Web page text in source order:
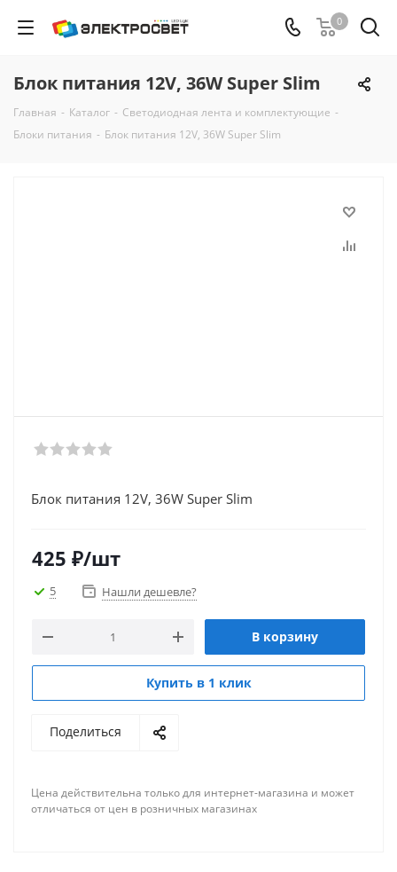
0
Блок питания 12V, 36W Super Slim
Главная - Каталог - Светодиодная лента и комплектующие -
Блоки питания - Блок питания 12V, 36W Super Slim
Блок питания 12V, 36W Super Slim
425 ₽/шт
5 Нашли дешевле?
В корзину
Купить в 1 клик
Поделиться
Цена действительна только для интернет-магазина и может
отличаться от цен в розничных магазинах